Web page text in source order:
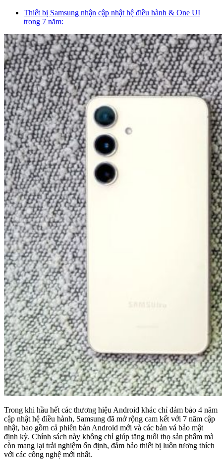
Thiết bị Samsung nhận cập nhật hệ điều hành & One UI
trong 7 năm:
Trong khi hầu hết các thương hiệu Android khác chỉ đảm bảo 4 năm
cập nhật hệ điều hành, Samsung đã mở rộng cam kết với 7 năm cập
nhật, bao gồm cả phiên bản Android mới và các bản vá bảo mật
định kỳ. Chính sách này không chỉ giúp tăng tuổi thọ sản phẩm mà
còn mang lại trải nghiệm ổn định, đảm bảo thiết bị luôn tương thích
với các công nghệ mới nhất.